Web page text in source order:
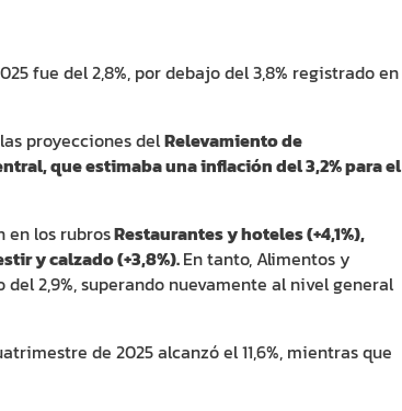
fue del 2,8%, por debajo del 3,8% registrado en
proyecciones delRelevamiento de
que estimaba una inflación del 3,2% para el
en los rubrosRestaurantes y hoteles (+4,1%),
y calzado (+3,8%).En tanto, Alimentos y
2,9%, superando nuevamente al nivel general
de 2025 alcanzó el 11,6%, mientras que